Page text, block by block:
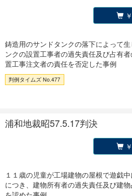
鋳造用のサンドタンクの落下によって
ンクの設置工事者の過失責任及び占有
置工事注文者の責任を否定した事例
判例タイムズ No.477
浦和地裁昭57.5.17判決
１１歳の児童が工場建物の屋根で遊戯
につき、建物所有者の過失責任及び建